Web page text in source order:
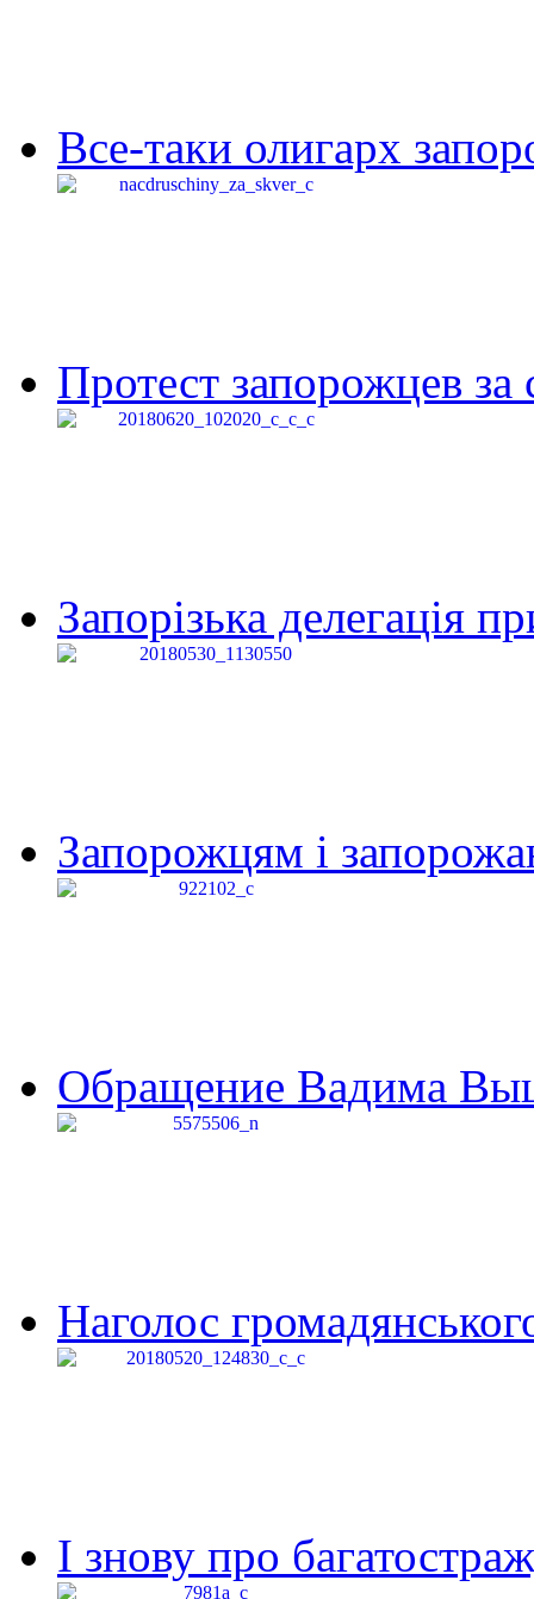
Все-таки олигарх
Протест запорожцев за
Запорізька делегація
Запорожцям і
Обращение Вадима
Наголос
І знову про